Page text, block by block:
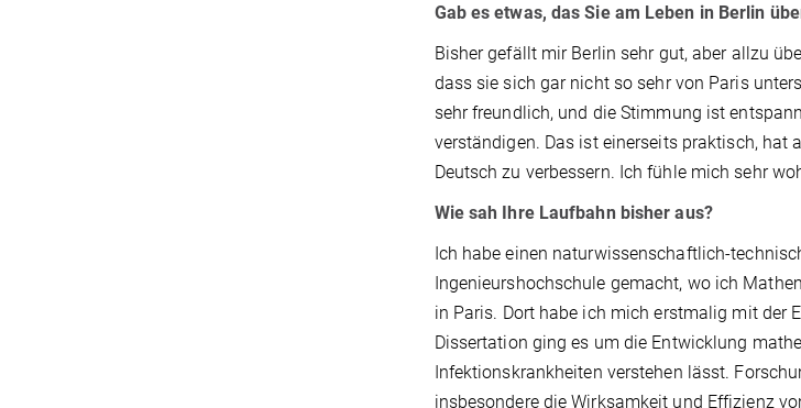
Gab es etwas, das Sie am Leben in Berlin
Bisher gefällt mir Berlin sehr gut, aber allzu
dass sie sich gar nicht so sehr von Paris
sehr freundlich, und die Stimmung ist
verständigen. Das ist einerseits praktisch, hat
Deutsch zu verbessern. Ich fühle mich sehr
Wie sah Ihre Laufbahn bisher aus?
Ich habe einen naturwissenschaftlich-
Ingenieurshochschule gemacht, wo ich
in Paris. Dort habe ich mich erstmalig mit der
Dissertation ging es um die Entwicklung
Infektionskrankheiten verstehen lässt.
insbesondere die Wirksamkeit und Effizienz